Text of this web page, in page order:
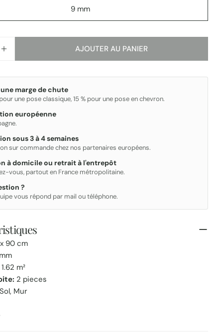
9 mm
LA QUANTITÉ POUR AWEN
AUGMENTER LA QUANTITÉ POUR AWEN
AJOUTER AU PANIER
marge de chute
une pose classique, 15 % pour une pose en chevron.
européenne
sous 3 à 4 semaines
sur commande chez nos partenaires européens.
à domicile ou retrait à l'entrepôt
vous, partout en France métropolitaine.
?
vous répond par mail ou téléphone.
90 cm
1.62 m²
2 pieces
Sol, Mur